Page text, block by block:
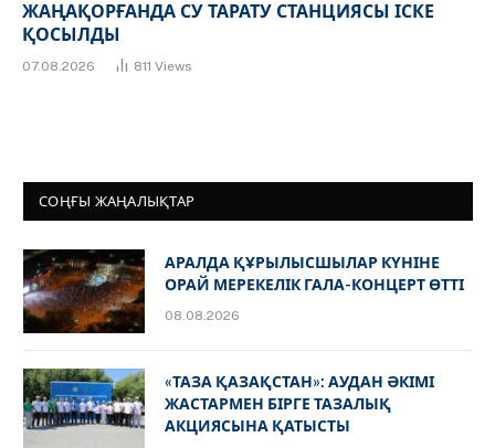
ЖАҢАҚОРҒАНДА СУ ТАРАТУ СТАНЦИЯСЫ ІСКЕ
ҚОСЫЛДЫ
07.08.2026 811 Views
СОҢҒЫ ЖАҢАЛЫҚТАР
АРАЛДА ҚҰРЫЛЫСШЫЛАР КҮНІНЕ
ОРАЙ МЕРЕКЕЛІК ГАЛА-КОНЦЕРТ ӨТТІ
08.08.2026
«ТАЗА ҚАЗАҚСТАН»: АУДАН ӘКІМІ
ЖАСТАРМЕН БІРГЕ ТАЗАЛЫҚ
АКЦИЯСЫНА ҚАТЫСТЫ